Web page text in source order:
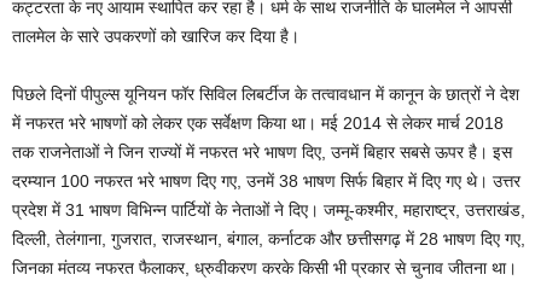
कट्टरता के नए आयाम स्थापित कर रहा है। धर्म के साथ राजनीति के घालमेल ने आपसी
तालमेल के सारे उपकरणों को खारिज कर दिया है।
पिछले दिनों पीपुल्स यूनियन फॉर सिविल लिबर्टीज के तत्वावधान में कानून के छात्रों ने देश
में नफरत भरे भाषणों को लेकर एक सर्वेक्षण किया था। मई 2014 से लेकर मार्च 2018
तक राजनेताओं ने जिन राज्यों में नफरत भरे भाषण दिए, उनमें बिहार सबसे ऊपर है। इस
दरम्यान 100 नफरत भरे भाषण दिए गए, उनमें 38 भाषण सिर्फ बिहार में दिए गए थे। उत्तर
प्रदेश में 31 भाषण विभिन्न पार्टियों के नेताओं ने दिए। जम्मू-कश्मीर, महाराष्ट्र, उत्तराखंड,
दिल्ली, तेलंगाना, गुजरात, राजस्थान, बंगाल, कर्नाटक और छत्तीसगढ़ में 28 भाषण दिए गए,
जिनका मंतव्य नफरत फैलाकर, ध्रुवीकरण करके किसी भी प्रकार से चुनाव जीतना था।